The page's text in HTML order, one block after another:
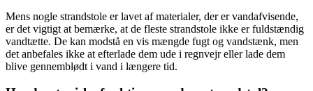
Mens nogle strandstole er lavet af materialer, der er vandafvisende,
er det vigtigt at bemærke, at de fleste strandstole ikke er fuldstændig
vandtætte. De kan modstå en vis mængde fugt og vandstænk, men
det anbefales ikke at efterlade dem ude i regnvejr eller lade dem
blive gennemblødt i vand i længere tid.